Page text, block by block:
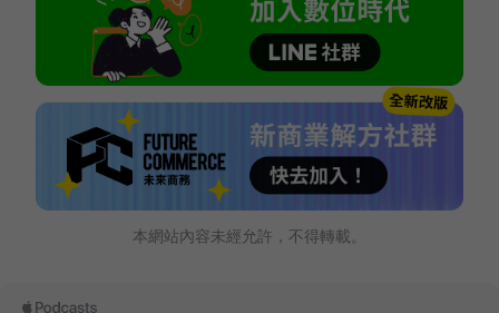
本網站內容未經允許，不得轉載。